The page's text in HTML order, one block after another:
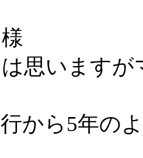
思います
から5年の